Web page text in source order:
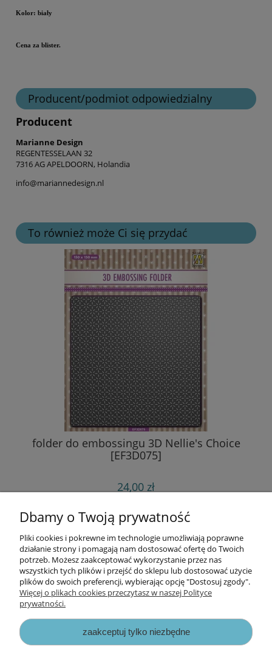
Kolor: biały
Cena za blister.
Producent/podmiot odpowiedzialny
Producent
Marianne Design
REGENTESSELAAN 32
7316 AG APELDOORN, Holandia
info@mariannedesign.nl
To również może Ci się przydać
folder do embossingu 3D Nellie's Choice
[EF3D075]
24,00 zł
do koszyka
Informacje
Opłaty i koszty dostawy
Zapisy prawne
Dbamy o Twoją prywatność
Pliki cookies i pokrewne im technologie umożliwiają poprawne
działanie strony i pomagają nam dostosować ofertę do Twoich
potrzeb. Możesz zaakceptować wykorzystanie przez nas
wszystkich tych plików i przejść do sklepu lub dostosować użycie
plików do swoich preferencji, wybierając opcję "Dostosuj zgody".
Więcej o plikach cookies przeczytasz w naszej Polityce
prywatności.
zaakceptuj tylko niezbędne